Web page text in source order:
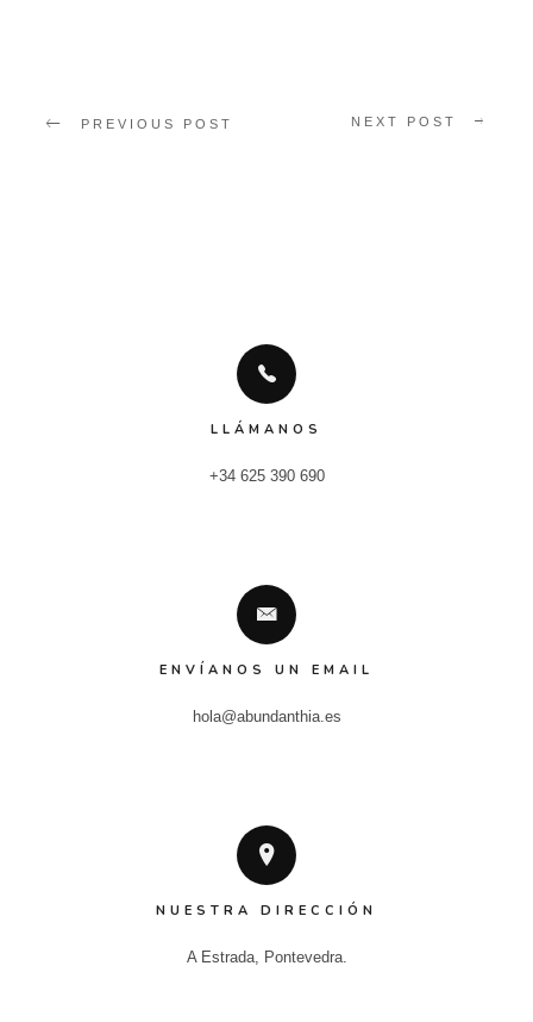
PREVIOUS POST NEXT POST
LLÁMANOS
+34 625 390 690
ENVÍANOS UN EMAIL
hola@abundanthia.es
NUESTRA DIRECCIÓN
A Estrada, Pontevedra.